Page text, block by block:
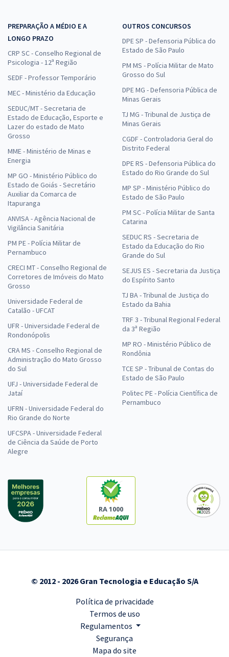
PREPARAÇÃO A MÉDIO E A
LONGO PRAZO
CRP SC - Conselho Regional de
Psicologia - 12ª Região
SEDF - Professor Temporário
MEC - Ministério da Educação
SEDUC/MT - Secretaria de
Estado de Educação, Esporte e
Lazer do estado de Mato
Grosso
MME - Ministério de Minas e
Energia
MP GO - Ministério Público do
Estado de Goiás - Secretário
Auxiliar da Comarca de
Itapuranga
ANVISA - Agência Nacional de
Vigilância Sanitária
PM PE - Polícia Militar de
Pernambuco
CRECI MT - Conselho Regional de
Corretores de Imóveis do Mato
Grosso
Universidade Federal de
Catalão - UFCAT
UFR - Universidade Federal de
Rondonópolis
CRA MS - Conselho Regional de
Administração do Mato Grosso
do Sul
UFJ - Universidade Federal de
Jataí
UFRN - Universidade Federal do
Rio Grande do Norte
UFCSPA - Universidade Federal
de Ciência da Saúde de Porto
Alegre
OUTROS CONCURSOS
DPE SP - Defensoria Pública do
Estado de São Paulo
PM MS - Polícia Militar de Mato
Grosso do Sul
DPE MG - Defensoria Pública de
Minas Gerais
TJ MG - Tribunal de Justiça de
Minas Gerais
CGDF - Controladoria Geral do
Distrito Federal
DPE RS - Defensoria Pública do
Estado do Rio Grande do Sul
MP SP - Ministério Público do
Estado de São Paulo
PM SC - Polícia Militar de Santa
Catarina
SEDUC RS - Secretaria de
Estado da Educação do Rio
Grande do Sul
SEJUS ES - Secretaria da Justiça
do Espírito Santo
TJ BA - Tribunal de Justiça do
Estado da Bahia
TRF 3 - Tribunal Regional Federal
da 3ª Região
MP RO - Ministério Público de
Rondônia
TCE SP - Tribunal de Contas do
Estado de São Paulo
Politec PE - Polícia Científica de
Pernambuco
RA 1000
© 2012 - 2026 Gran Tecnologia e Educação S/A
Política de privacidade
Termos de uso
Regulamentos
Segurança
Mapa do site